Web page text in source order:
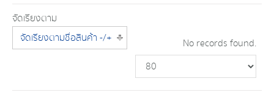
จัดเรียงตาม
จัดเรียงตามชื่อสินค้า -/+
No records found.